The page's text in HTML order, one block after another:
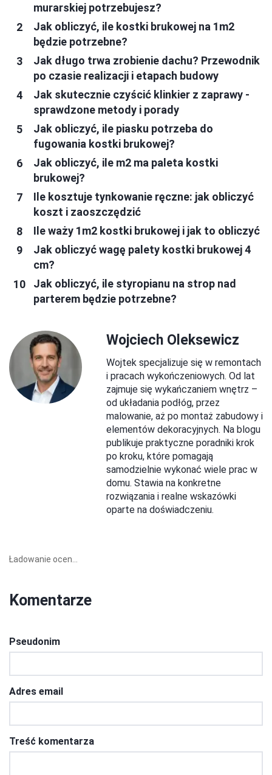
murarskiej potrzebujesz?
Jak obliczyć, ile kostki brukowej na 1m2
będzie potrzebne?
Jak długo trwa zrobienie dachu? Przewodnik
po czasie realizacji i etapach budowy
Jak skutecznie czyścić klinkier z zaprawy -
sprawdzone metody i porady
Jak obliczyć, ile piasku potrzeba do
fugowania kostki brukowej?
Jak obliczyć, ile m2 ma paleta kostki
brukowej?
Ile kosztuje tynkowanie ręczne: jak obliczyć
koszt i zaoszczędzić
Ile waży 1m2 kostki brukowej i jak to obliczyć
Jak obliczyć wagę palety kostki brukowej 4
cm?
Jak obliczyć, ile styropianu na strop nad
parterem będzie potrzebne?
Wojciech Oleksewicz
Wojtek specjalizuje się w remontach
i pracach wykończeniowych. Od lat
zajmuje się wykańczaniem wnętrz –
od układania podłóg, przez
malowanie, aż po montaż zabudowy i
elementów dekoracyjnych. Na blogu
publikuje praktyczne poradniki krok
po kroku, które pomagają
samodzielnie wykonać wiele prac w
domu. Stawia na konkretne
rozwiązania i realne wskazówki
oparte na doświadczeniu.
Ładowanie ocen...
Komentarze
Pseudonim
Adres email
Treść komentarza